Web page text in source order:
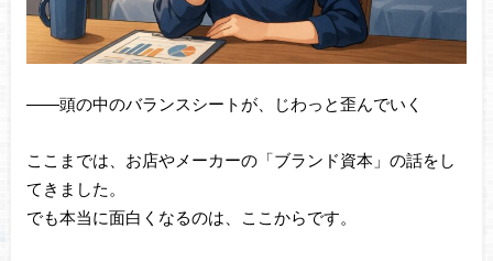
――頭の中のバランスシートが、じわっと歪んでいく
ここまでは、お店やメーカーの「ブランド資本」の話をし
てきました。
でも本当に面白くなるのは、ここからです。